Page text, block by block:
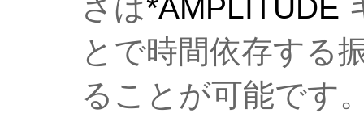
さは*AMPLITUDE
とで時間依存する
ることが可能です